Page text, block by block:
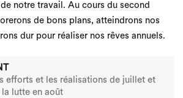
notre travail. Au cours du second
de bons plans, atteindrons nos
dur pour réaliser nos rêves annuels.
efforts et les réalisations de juillet et
la lutte en août